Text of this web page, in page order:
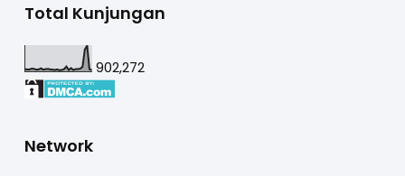
Total Kunjungan
902,272
Network